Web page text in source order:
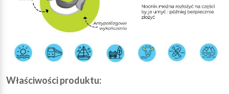
Właściwości produktu: